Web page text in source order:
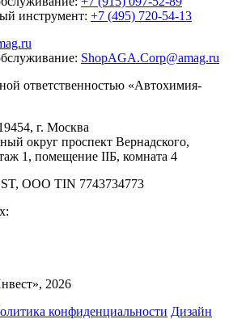
инструмент: +7 (495) 720-54-13
ShopAGA.Corp@amag.ru
ответственностью «Автохимия-
г. Москва
округ проспект Вернадского,
1, помещение IIБ, комната 4
OOO TIN 7743734773
2026
конфиденциальности Дизайн